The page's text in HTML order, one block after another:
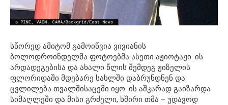
სწორედ ამიტომ გამოიწვია ვივიანის
ბოლოდროინდელმა ფოტოებმა ასეთი აჟიოტაჟი. ის
არდადეგებისა და ახალი წლის შემდეგ ჟიზელის
ფლორიდაში მდებარე სახლში დაბრუნდნენ და
ცვლილება თვალშისაცემი იყო. ის აშკარად გაიზარდა
სიმაღლეში და მისი გრძელი, ხშირი თმა – უდავოდ